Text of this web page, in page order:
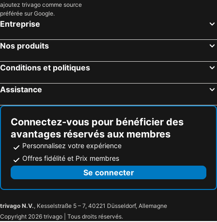
ajoutez trivago comme source
préférée sur Google.
Entreprise
Nos produits
Conditions et politiques
Assistance
Connectez-vous pour bénéficier des
avantages réservés aux membres
Personnalisez votre expérience
Offres fidélité et Prix membres
Se connecter
trivago N.V., Kesselstraße 5 – 7, 40221 Düsseldorf, Allemagne
Copyright 2026 trivago | Tous droits réservés.